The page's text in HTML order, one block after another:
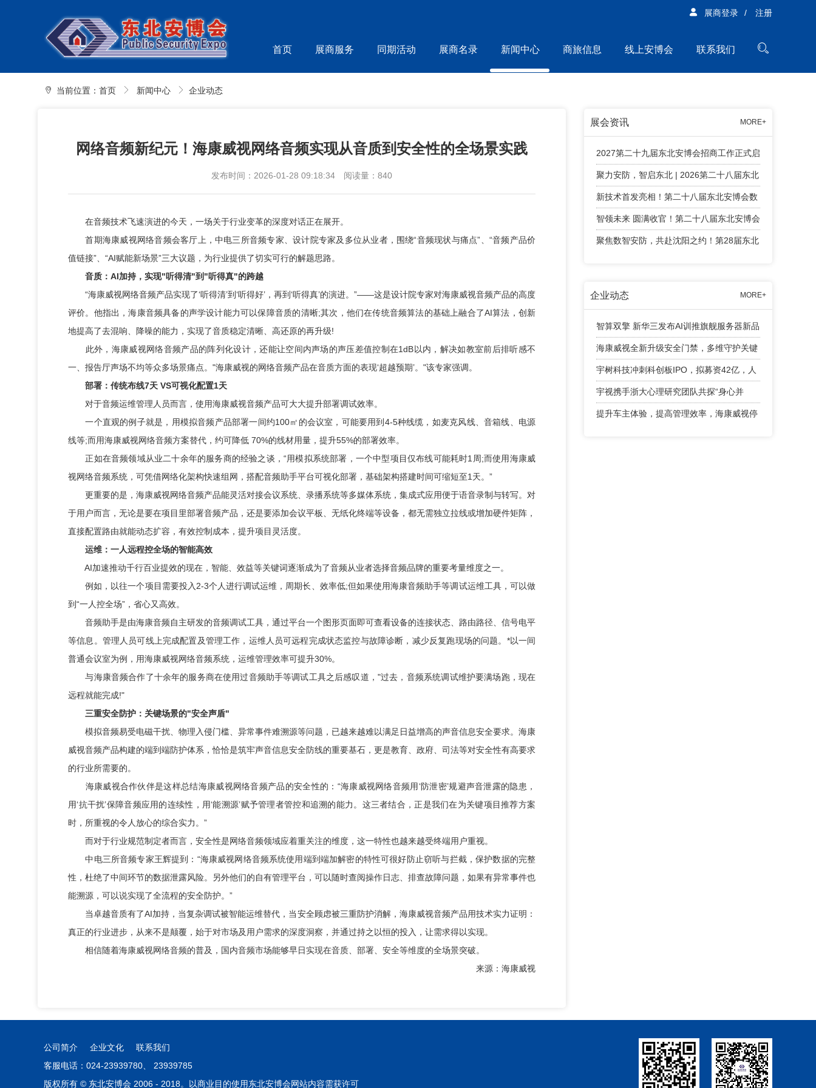
展商登录 / 注册
首页 展商服务 同期活动 展商名录 新闻中心 商旅信息 线上安博会 联系我们
当前位置： 首页 新闻中心 企业动态
网络音频新纪元！海康威视网络音频实现从音质到安全性的全场景实践
发布时间：2026-01-28 09:18:34 阅读量：840
在音频技术飞速演进的今天，一场关于行业变革的深度对话正在展开。
首期海康威视网络音频会客厅上，中电三所音频专家、设计院专家及多位从业者，围绕“音频现状与痛点”、“音频产品价
值链接”、“AI赋能新场景”三大议题，为行业提供了切实可行的解题思路。
音质：AI加持，实现"听得清"到"听得真"的跨越
“海康威视网络音频产品实现了‘听得清’到‘听得好’，再到‘听得真’的演进。”——这是设计院专家对海康威视音频产品的高度
评价。他指出，海康音频具备的声学设计能力可以保障音质的清晰;其次，他们在传统音频算法的基础上融合了AI算法，创新
地提高了去混响、降噪的能力，实现了音质稳定清晰、高还原的再升级!
此外，海康威视网络音频产品的阵列化设计，还能让空间内声场的声压差值控制在1dB以内，解决如教室前后排听感不
一、报告厅声场不均等众多场景痛点。"海康威视的网络音频产品在音质方面的表现‘超越预期’。"该专家强调。
部署：传统布线7天 VS可视化配置1天
对于音频运维管理人员而言，使用海康威视音频产品可大大提升部署调试效率。
一个直观的例子就是，用模拟音频产品部署一间约100㎡的会议室，可能要用到4-5种线缆，如麦克风线、音箱线、电源
线等;而用海康威视网络音频方案替代，约可降低 70%的线材用量，提升55%的部署效率。
正如在音频领域从业二十余年的服务商的经验之谈，“用模拟系统部署，一个中型项目仅布线可能耗时1周;而使用海康威
视网络音频系统，可凭借网络化架构快速组网，搭配音频助手平台可视化部署，基础架构搭建时间可缩短至1天。”
更重要的是，海康威视网络音频产品能灵活对接会议系统、录播系统等多媒体系统，集成式应用便于语音录制与转写。对
于用户而言，无论是要在项目里部署音频产品，还是要添加会议平板、无纸化终端等设备，都无需独立拉线或增加硬件矩阵，
直接配置路由就能动态扩容，有效控制成本，提升项目灵活度。
运维：一人远程控全场的智能高效
AI加速推动千行百业提效的现在，智能、效益等关键词逐渐成为了音频从业者选择音频品牌的重要考量维度之一。
例如，以往一个项目需要投入2-3个人进行调试运维，周期长、效率低;但如果使用海康音频助手等调试运维工具，可以做
到“一人控全场”，省心又高效。
音频助手是由海康音频自主研发的音频调试工具，通过平台一个图形页面即可查看设备的连接状态、路由路径、信号电平
等信息。管理人员可线上完成配置及管理工作，运维人员可远程完成状态监控与故障诊断，减少反复跑现场的问题。*以一间
普通会议室为例，用海康威视网络音频系统，运维管理效率可提升30%。
与海康音频合作了十余年的服务商在使用过音频助手等调试工具之后感叹道，"过去，音频系统调试维护要满场跑，现在
远程就能完成!"
三重安全防护：关键场景的"安全声盾"
模拟音频易受电磁干扰、物理入侵门槛、异常事件难溯源等问题，已越来越难以满足日益增高的声音信息安全要求。海康
威视音频产品构建的端到端防护体系，恰恰是筑牢声音信息安全防线的重要基石，更是教育、政府、司法等对安全性有高要求
的行业所需要的。
海康威视合作伙伴是这样总结海康威视网络音频产品的安全性的：“海康威视网络音频用‘防泄密’规避声音泄露的隐患，
用‘抗干扰’保障音频应用的连续性，用‘能溯源’赋予管理者管控和追溯的能力。这三者结合，正是我们在为关键项目推荐方案
时，所重视的令人放心的综合实力。”
而对于行业规范制定者而言，安全性是网络音频领域应着重关注的维度，这一特性也越来越受终端用户重视。
中电三所音频专家王辉提到：“海康威视网络音频系统使用端到端加解密的特性可很好防止窃听与拦截，保护数据的完整
性，杜绝了中间环节的数据泄露风险。另外他们的自有管理平台，可以随时查阅操作日志、排查故障问题，如果有异常事件也
能溯源，可以说实现了全流程的安全防护。”
当卓越音质有了AI加持，当复杂调试被智能运维替代，当安全顾虑被三重防护消解，海康威视音频产品用技术实力证明：
真正的行业进步，从来不是颠覆，始于对市场及用户需求的深度洞察，并通过持之以恒的投入，让需求得以实现。
相信随着海康威视网络音频的普及，国内音频市场能够早日实现在音质、部署、安全等维度的全场景突破。
来源：海康威视
展会资讯 MORE+
2027第二十九届东北安博会招商工作正式启
动！
聚力安防，智启东北 | 2026第二十八届东北
安博会精彩回顾！
新技术首发亮相！第二十八届东北安博会数
字安防智能终端新技术首发专区亮点纷呈
智领未来 圆满收官！第二十八届东北安博会
顺利闭幕！
聚焦数智安防，共赴沈阳之约！第28届东北
企业动态 MORE+
智算双擎 新华三发布AI训推旗舰服务器新品
海康威视全新升级安全门禁，多维守护关键
出入口
宇树科技冲刺科创板IPO，拟募资42亿，人
形机器人成业绩增长引擎
宇视携手浙大心理研究团队共探“身心并
举”育人新路径
提升车主体验，提高管理效率，海康威视停
公司简介 企业文化
联系我们
客服电话：024-23939780、 23939785
版权所有 © 东北安博会 2006 - 2018。以商业目的使用东北安博会网站内容需获许可